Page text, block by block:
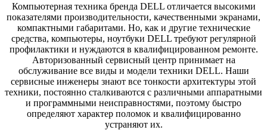
Компьютерная техника бренда DELL отличается высокими
показателями производительности, качественными экранами,
компактными габаритами. Но, как и другие технические
средства, компьютеры, ноутбуки DELL требуют регулярной
профилактики и нуждаются в квалифицированном ремонте.
Авторизованный сервисный центр принимает на
обслуживание все виды и модели техники DELL. Наши
сервисные инженеры знают все тонкости архитектуры этой
техники, постоянно сталкиваются с различными аппаратными
и программными неисправностями, поэтому быстро
определяют характер поломок и квалифицированно
устраняют их.